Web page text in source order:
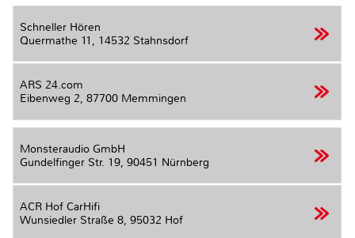
Schneller Hören
Quermathe 11, 14532 Stahnsdorf
ARS 24.com
Eibenweg 2, 87700 Memmingen
Monsteraudio GmbH
Gundelfinger Str. 19, 90451 Nürnberg
ACR Hof CarHifi
Wunsiedler Straße 8, 95032 Hof